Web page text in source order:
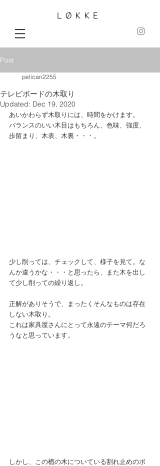
LØKKE
Post
テレビボードの木取り
pelican2255
Updated: Dec 19, 2020
あいかわらず木取りには、時間をかけます。
バランスのいい木目はもちろん、色味、強度、
歩留まり、木表、木裏・・・。
少し削っては、チェックして、様子を見て。な
んか違うかな・・・と思ったら、また木を出し
て少し削っての繰り返し。
正解がありそうで、まったくそんなものは存在
しない木取り。
これは家具屋さんにとって永遠のテーマ何だろ
うなと思っています。
しかし、この楢の木についている割れ止めのボ